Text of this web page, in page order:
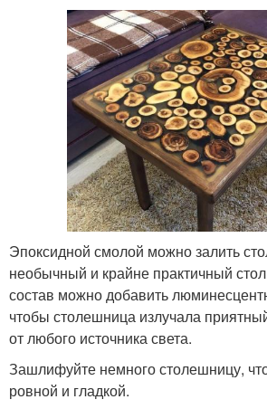
Эпоксидной смолой можно залить
необычный и крайне практичный
состав можно добавить
чтобы столешница излучала
от любого источника света.
Зашлифуйте немного столешницу,
ровной и гладкой.